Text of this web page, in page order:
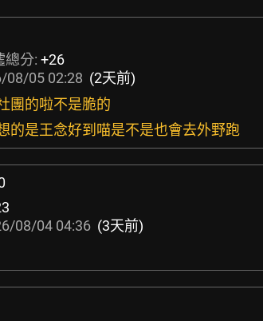
總分: +26
08/05 02:28 (2天前)
團的啦不是脆的
的是王念好到喵是不是也會去外野跑
08/04 04:36 (3天前)